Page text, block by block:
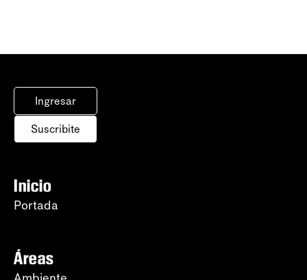
Ingresar
Suscribite
Inicio
Portada
Áreas